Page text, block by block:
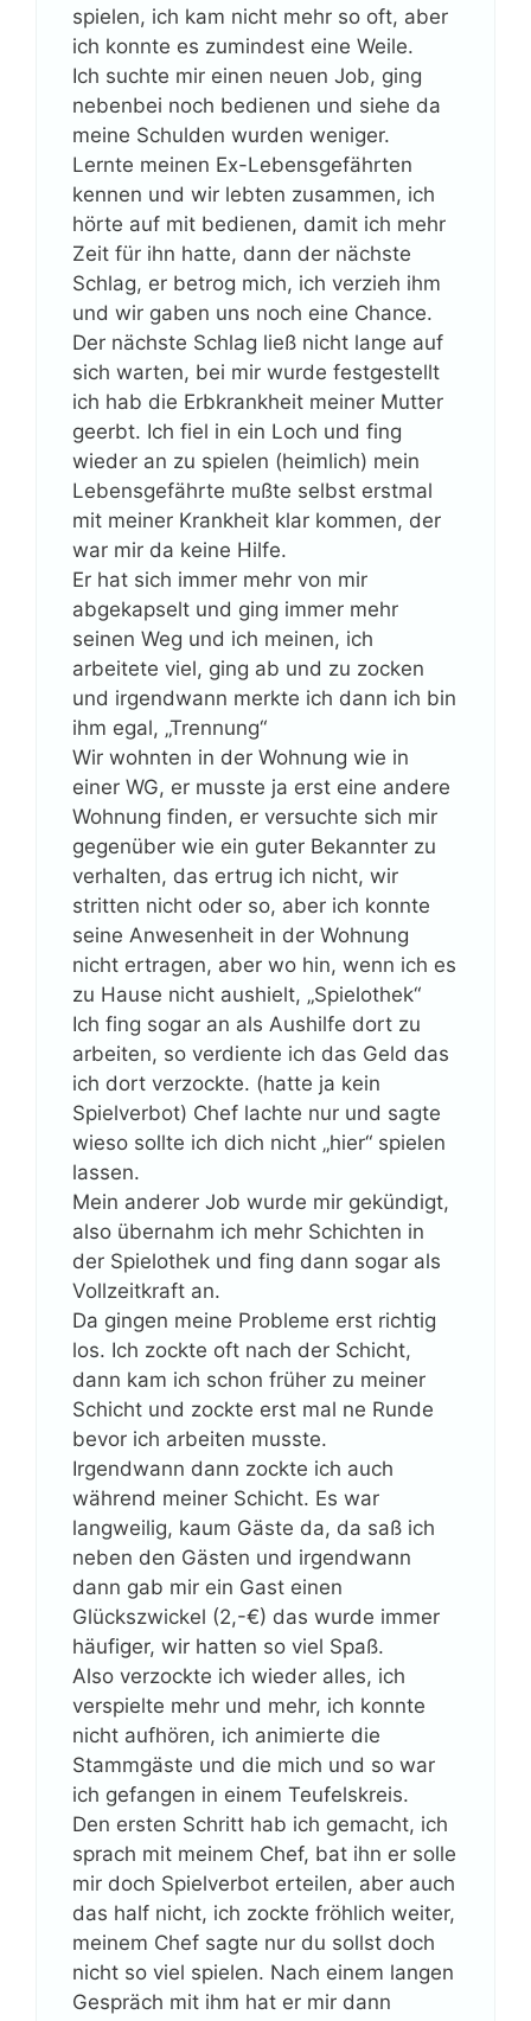
spielen, ich kam nicht mehr so oft, aber
ich konnte es zumindest eine Weile.
Ich suchte mir einen neuen Job, ging
nebenbei noch bedienen und siehe da
meine Schulden wurden weniger.
Lernte meinen Ex-Lebensgefährten
kennen und wir lebten zusammen, ich
hörte auf mit bedienen, damit ich mehr
Zeit für ihn hatte, dann der nächste
Schlag, er betrog mich, ich verzieh ihm
und wir gaben uns noch eine Chance.
Der nächste Schlag ließ nicht lange auf
sich warten, bei mir wurde festgestellt
ich hab die Erbkrankheit meiner Mutter
geerbt. Ich fiel in ein Loch und fing
wieder an zu spielen (heimlich) mein
Lebensgefährte mußte selbst erstmal
mit meiner Krankheit klar kommen, der
war mir da keine Hilfe.
Er hat sich immer mehr von mir
abgekapselt und ging immer mehr
seinen Weg und ich meinen, ich
arbeitete viel, ging ab und zu zocken
und irgendwann merkte ich dann ich bin
ihm egal, „Trennung“
Wir wohnten in der Wohnung wie in
einer WG, er musste ja erst eine andere
Wohnung finden, er versuchte sich mir
gegenüber wie ein guter Bekannter zu
verhalten, das ertrug ich nicht, wir
stritten nicht oder so, aber ich konnte
seine Anwesenheit in der Wohnung
nicht ertragen, aber wo hin, wenn ich es
zu Hause nicht aushielt, „Spielothek“
Ich fing sogar an als Aushilfe dort zu
arbeiten, so verdiente ich das Geld das
ich dort verzockte. (hatte ja kein
Spielverbot) Chef lachte nur und sagte
wieso sollte ich dich nicht „hier“ spielen
lassen.
Mein anderer Job wurde mir gekündigt,
also übernahm ich mehr Schichten in
der Spielothek und fing dann sogar als
Vollzeitkraft an.
Da gingen meine Probleme erst richtig
los. Ich zockte oft nach der Schicht,
dann kam ich schon früher zu meiner
Schicht und zockte erst mal ne Runde
bevor ich arbeiten musste.
Irgendwann dann zockte ich auch
während meiner Schicht. Es war
langweilig, kaum Gäste da, da saß ich
neben den Gästen und irgendwann
dann gab mir ein Gast einen
Glückszwickel (2,-€) das wurde immer
häufiger, wir hatten so viel Spaß.
Also verzockte ich wieder alles, ich
verspielte mehr und mehr, ich konnte
nicht aufhören, ich animierte die
Stammgäste und die mich und so war
ich gefangen in einem Teufelskreis.
Den ersten Schritt hab ich gemacht, ich
sprach mit meinem Chef, bat ihn er solle
mir doch Spielverbot erteilen, aber auch
das half nicht, ich zockte fröhlich weiter,
meinem Chef sagte nur du sollst doch
nicht so viel spielen. Nach einem langen
Gespräch mit ihm hat er mir dann